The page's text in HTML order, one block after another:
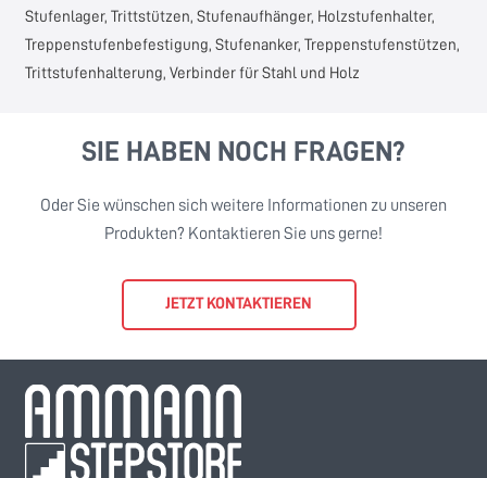
Stufenlager, Trittstützen, Stufenaufhänger, Holzstufenhalter,
Treppenstufenbefestigung, Stufenanker, Treppenstufenstützen,
Trittstufenhalterung, Verbinder für Stahl und Holz
SIE HABEN NOCH FRAGEN?
Oder Sie wünschen sich weitere Informationen zu unseren
Produkten? Kontaktieren Sie uns gerne!
JETZT KONTAKTIEREN